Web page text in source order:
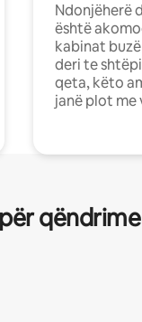
Ndonjëherë
është
kabinat
deri te
qeta, këto
janë plot me